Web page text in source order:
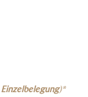
Einzelbelegung)*